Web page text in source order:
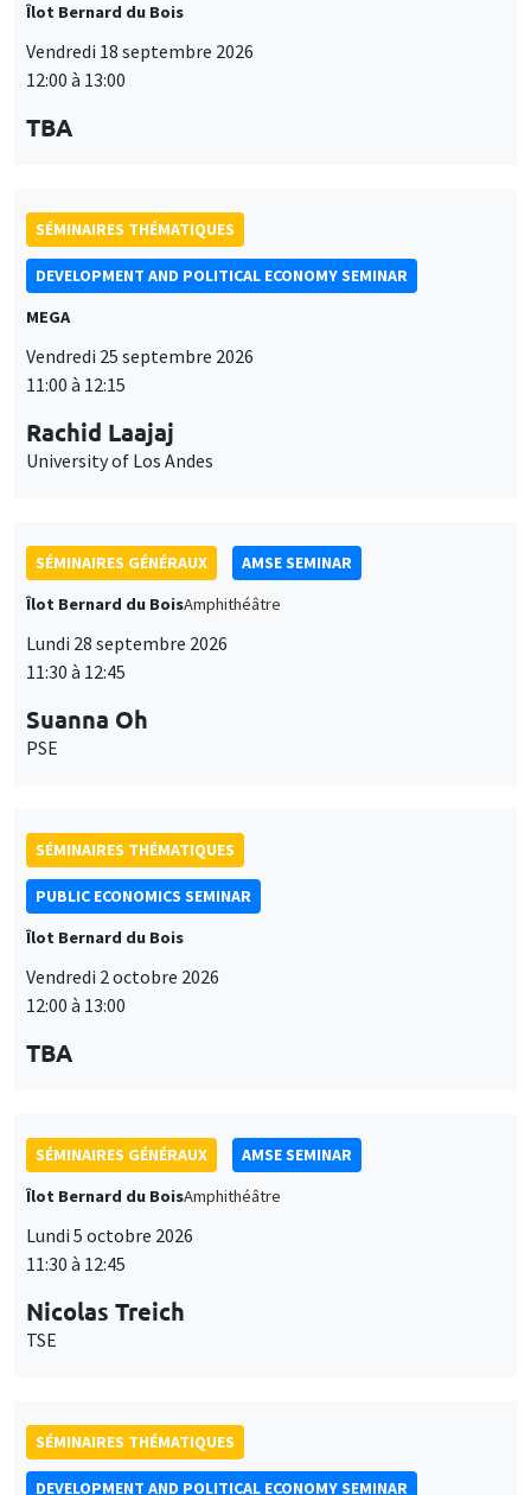
Îlot Bernard du Bois
Vendredi 18 septembre 2026
12:00 à 13:00
TBA
SÉMINAIRES THÉMATIQUES
DEVELOPMENT AND POLITICAL ECONOMY SEMINAR
MEGA
Vendredi 25 septembre 2026
11:00 à 12:15
Rachid Laajaj
University of Los Andes
SÉMINAIRES GÉNÉRAUX
AMSE SEMINAR
Îlot Bernard du BoisAmphithéâtre
Lundi 28 septembre 2026
11:30 à 12:45
Suanna Oh
PSE
SÉMINAIRES THÉMATIQUES
PUBLIC ECONOMICS SEMINAR
Îlot Bernard du Bois
Vendredi 2 octobre 2026
12:00 à 13:00
TBA
SÉMINAIRES GÉNÉRAUX
AMSE SEMINAR
Îlot Bernard du BoisAmphithéâtre
Lundi 5 octobre 2026
11:30 à 12:45
Nicolas Treich
TSE
SÉMINAIRES THÉMATIQUES
DEVELOPMENT AND POLITICAL ECONOMY SEMINAR